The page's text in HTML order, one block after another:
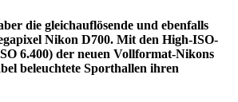
die gleichauflösende und ebenfalls
Nikon D700. Mit den High-ISO-
6.400) der neuen Vollformat-Nikons
beleuchtete Sporthallen ihren